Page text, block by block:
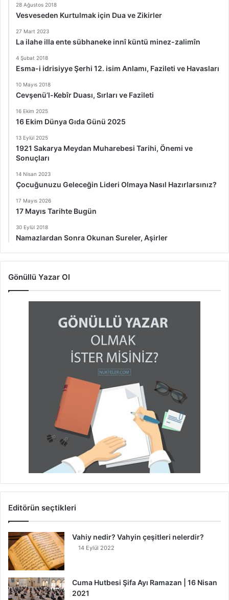
28 Ağustos 2018
Vesveseden Kurtulmak için Dua ve Zikirler
27 Mart 2023
La ilahe illa ente sübhaneke innî küntü minez-zalimîn
4 Şubat 2018
Esma-i idrisiyye Şerhi 12. isim Anlamı, Fazileti ve Havasları
10 Mayıs 2018
Cevşenü’l-Kebîr Duası, Sırları ve Fazileti
16 Ekim 2025
16 Ekim Dünya Gıda Günü 2025
13 Eylül 2025
1921 Sakarya Meydan Muharebesi Tarihi, Önemi ve
Sonuçları
14 Nisan 2023
Çocuğunuzu Geleceğin Lideri Olmaya Nasıl Hazırlarsınız?
17 Mayıs 2026
17 Mayıs Tarihte Bugün
30 Eylül 2018
Namazlardan Sonra Okunan Sureler, Aşirler
Gönüllü Yazar Ol
Editörün seçtikleri
Vahiy nedir? Vahyin çeşitleri nelerdir?
14 Eylül 2022
Cuma Hutbesi Şifa Ayı Ramazan | 16 Nisan
2021